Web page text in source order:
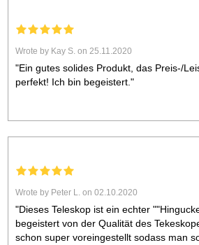
Wrote by Kay S. on 25.11.2020
"Ein gutes solides Produkt, das Preis-/
perfekt! Ich bin begeistert."
Wrote by Peter L. on 02.10.2020
"Dieses Teleskop ist ein echter
begeistert von der Qualität des
schon super voreingestellt sodass man